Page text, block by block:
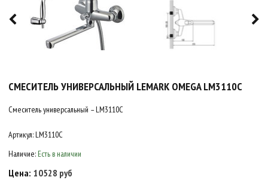
СМЕСИТЕЛЬ УНИВЕРСАЛЬНЫЙ LEMARK OMEGA LM3110C
Смеситель универсальный – LM3110C
Артикул:LM3110C
Наличие: Есть в наличии
Цена: 10528 руб